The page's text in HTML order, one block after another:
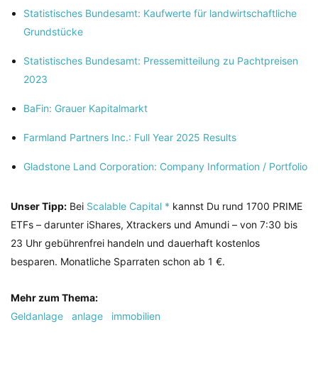
Statistisches Bundesamt: Kaufwerte für landwirtschaftliche
Grundstücke
Statistisches Bundesamt: Pressemitteilung zu Pachtpreisen
2023
BaFin: Grauer Kapitalmarkt
Farmland Partners Inc.: Full Year 2025 Results
Gladstone Land Corporation: Company Information / Portfolio
Unser Tipp: Bei Scalable Capital * kannst Du rund 1700 PRIME
ETFs – darunter iShares, Xtrackers und Amundi – von 7:30 bis
23 Uhr gebührenfrei handeln und dauerhaft kostenlos
besparen. Monatliche Sparraten schon ab 1 €.
Mehr zum Thema:
Geldanlage
anlage immobilien